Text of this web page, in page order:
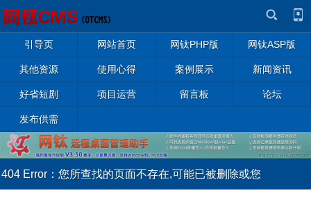
引导页 网站首页 网钛PHP版 网钛ASP版
其他资源 使用心得 案例展示 新闻资讯
好省短剧 项目运营 留言板 论坛
发布供需
404 Error：您所查找的页面不存在,可能已被删除或您